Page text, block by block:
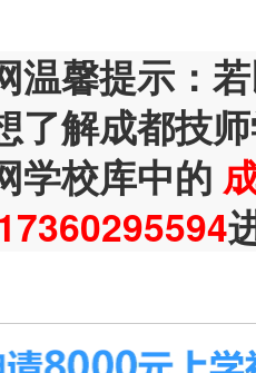
温馨提示：
了解成都技
学校库中的